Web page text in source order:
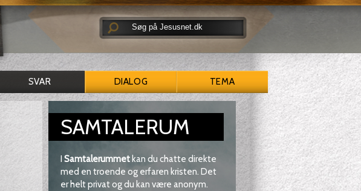
SVAR DIALOG TEMA
SAMTALERUM
I Samtalerummetkan du chatte direkte
med en troende og erfaren kristen. Det
er helt privat og du kan være anonym.